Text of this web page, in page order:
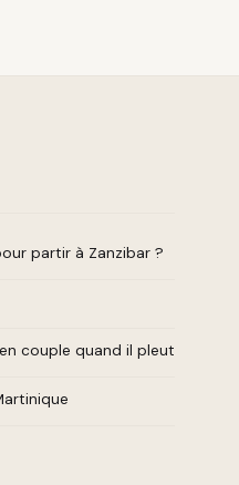
partir à Zanzibar ?
couple quand il pleut